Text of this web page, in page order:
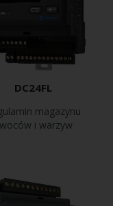
DC24FL
magazynu
i warzyw